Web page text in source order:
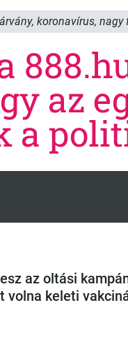
, koronavírus, nagy
az
a
az oltási
keleti